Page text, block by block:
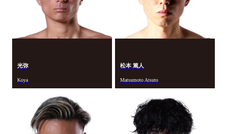
光弥
Koya
松本 篤人
Matsumoto Atsuto